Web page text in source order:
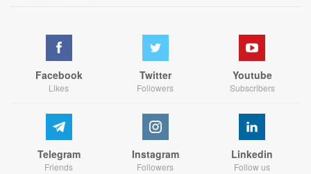
Facebook
Likes
Twitter
Followers
Youtube
Subscribers
Telegram
Friends
Instagram
Followers
Linkedin
Follow us